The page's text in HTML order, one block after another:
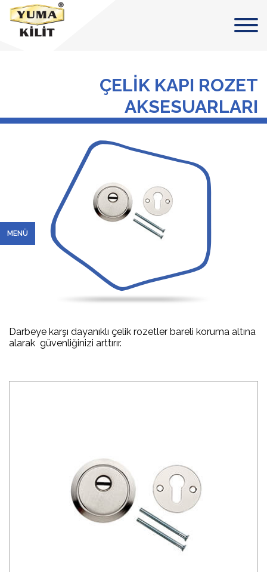
MENÜ
ÇELİK KAPI ROZET
AKSESUARLARI
Darbeye karşı dayanıklı çelik rozetler bareli koruma altına
alarak güvenliğinizi arttırır.